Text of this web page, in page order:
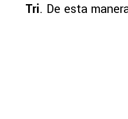
Tri. De esta